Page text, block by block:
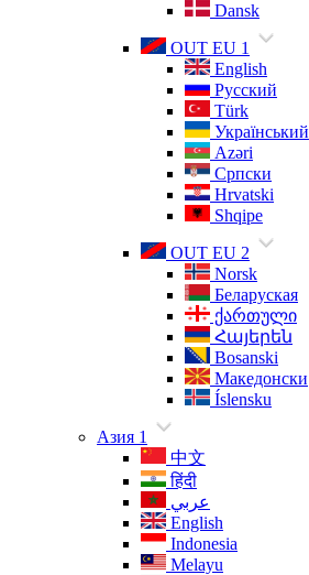
Dansk
OUT EU 1
English
Русский
Türk
Український
Azəri
Српски
Hrvatski
Shqipe
OUT EU 2
Norsk
Беларуская
ქართული
Հայերեն
Bosanski
Македонски
Íslensku
Азия 1
中文
हिंदी
عربي
English
Indonesia
Melayu